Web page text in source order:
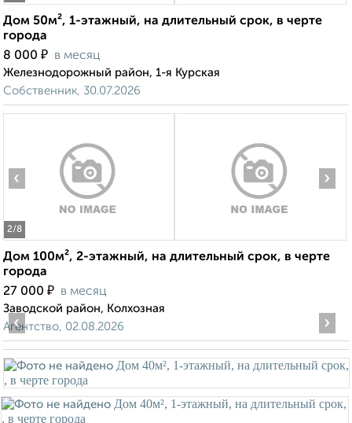
Дом 50м², 1-этажный, на длительный срок, в черте
города
8 000 ₽ в месяц
Железнодорожный район, 1-я Курская
Собственник, 30.07.2026
2/8
‹ ›
Дом 100м², 2-этажный, на длительный срок, в черте
города
27 000 ₽ в месяц
Заводской район, Колхозная
Агентство, 02.08.2026
‹ ›